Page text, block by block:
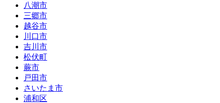
八潮市
三郷市
越谷市
川口市
吉川市
松伏町
蕨市
戸田市
さいたま市
浦和区